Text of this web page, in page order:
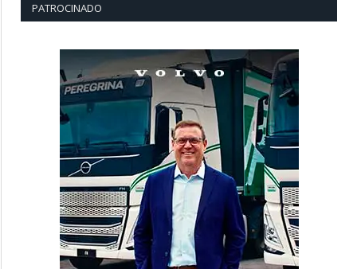
PATROCINADO